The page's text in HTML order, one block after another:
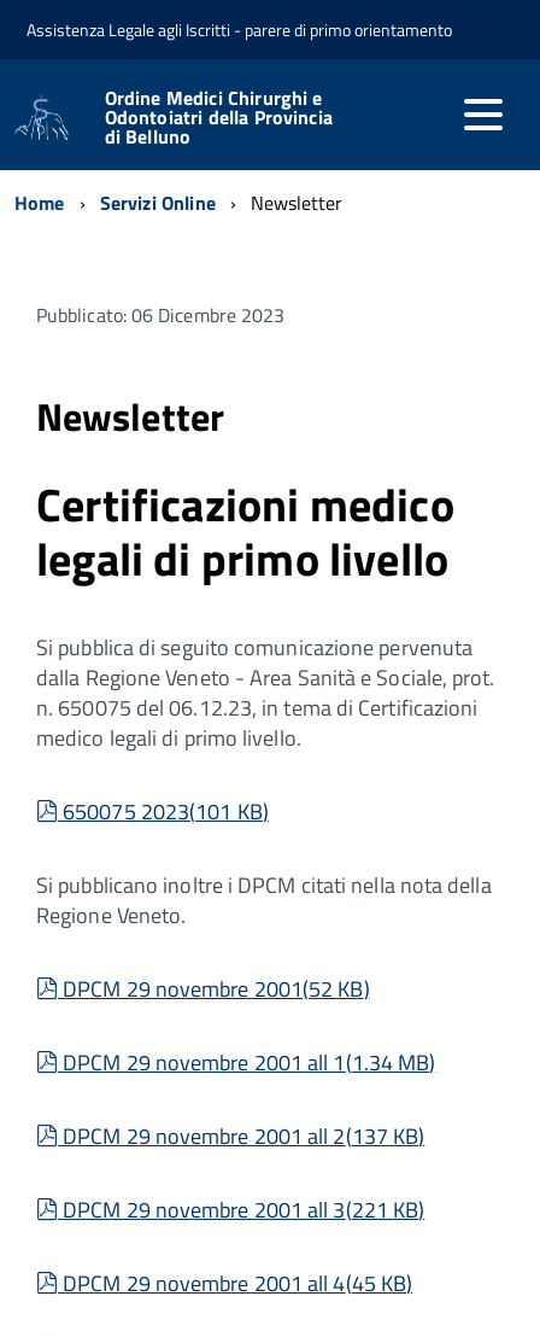
Assistenza Legale agli Iscritti - parere di primo orientamento
Ordine Medici Chirurghi e
Odontoiatri della Provincia
di Belluno
Home Servizi Online Newsletter
Pubblicato: 06 Dicembre 2023
Newsletter
Certificazioni medico
legali di primo livello
Si pubblica di seguito comunicazione pervenuta
dalla Regione Veneto - Area Sanità e Sociale, prot.
n. 650075 del 06.12.23, in tema di Certificazioni
medico legali di primo livello.
pdf
650075 2023(101 KB)
Si pubblicano inoltre i DPCM citati nella nota della
Regione Veneto.
pdf
DPCM 29 novembre 2001(52 KB)
pdf
DPCM 29 novembre 2001 all 1(1.34 MB)
pdf
DPCM 29 novembre 2001 all 2(137 KB)
pdf
DPCM 29 novembre 2001 all 3(221 KB)
pdf
DPCM 29 novembre 2001 all 4(45 KB)